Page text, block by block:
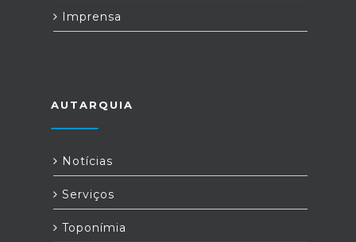
Imprensa
AUTARQUIA
Notícias
Serviços
Toponímia